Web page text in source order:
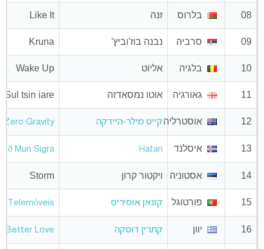
08 בלרוס זנה Like It
09 סרביה נבנה בוז'וביץ' Kruna
10 בלגיה אליוט Wake Up
11 גאורגיה אוטו נמסאדזה Sul tsin iare
12 אוסטרליהקייט מילר-היידקה Zero Gravity
13 איסלנד Hatari
Mun Sigra
14 אסטוניה ויקטור קרון Storm
15 פורטוגל קונאן אוסיריס Telemóveis
16 יוון קתרין דוסקה Better Love